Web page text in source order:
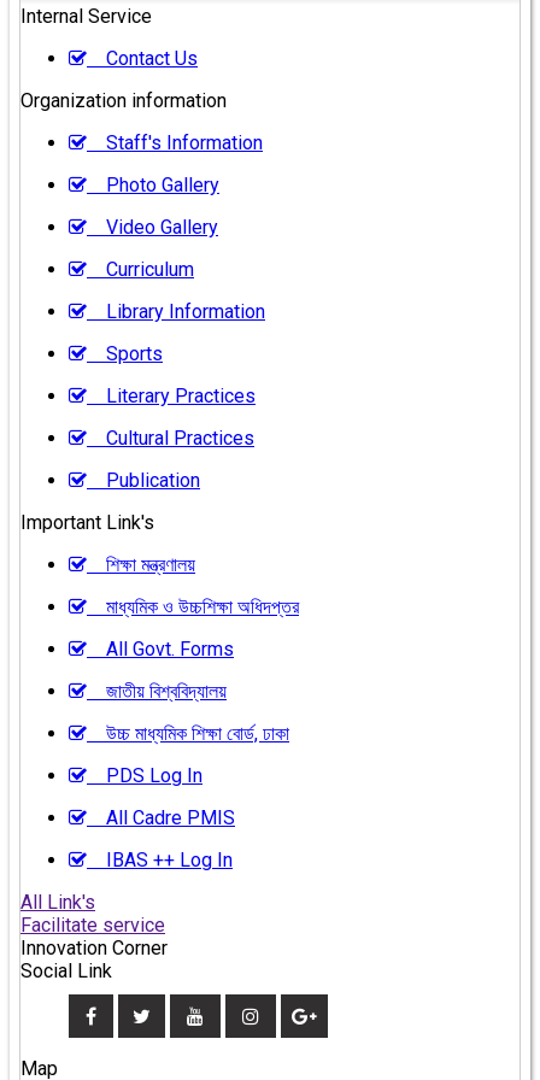
Internal Service
Contact Us
Organization information
Staff's Information
Photo Gallery
Video Gallery
Curriculum
Library Information
Sports
Literary Practices
Cultural Practices
Publication
Important Link's
শিক্ষা মন্ত্রণালয়
মাধ্যমিক ও উচ্চশিক্ষা অধিদপ্তর
All Govt. Forms
জাতীয় বিশ্ববিদ্যালয়
উচ্চ মাধ্যমিক শিক্ষা বোর্ড, ঢাকা
PDS Log In
All Cadre PMIS
IBAS ++ Log In
All Link's
Facilitate service
Innovation Corner
Social Link
Map